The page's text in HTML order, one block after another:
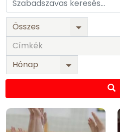
Címkék